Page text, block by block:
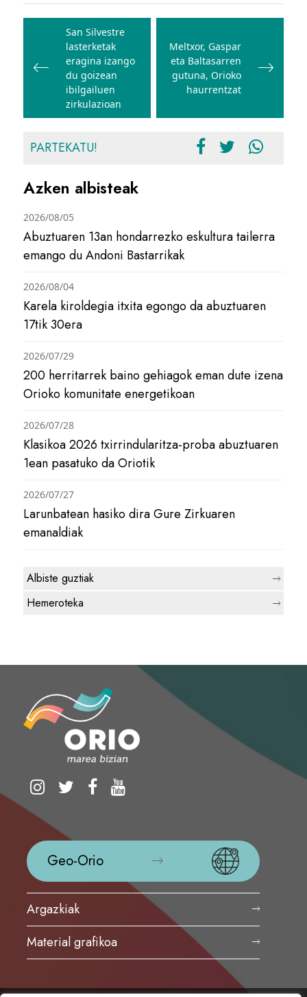
Bidalketetan
zehar
nabigatu
San Silvestre
lasterketak
eragina izango
du goizean
ibilgailuen
zirkulazioan
Meltxor, Gaspar
eta Baltasarren
gutuna, Orioko
haurrentzat
PARTEKATU!
Azken albisteak
Abuztuaren 13an hondarrezko eskultura tailerra
emango du Andoni Bastarrikak
2026/08/05
Karela kiroldegia itxita egongo da abuztuaren
17tik 30era
2026/08/04
200 herritarrek baino gehiagok eman dute izena
Orioko komunitate energetikoan
2026/07/29
Klasikoa 2026 txirrindularitza-proba abuztuaren
1ean pasatuko da Oriotik
2026/07/28
Larunbatean hasiko dira Gure Zirkuaren
emanaldiak
2026/07/27
Albiste guztiak
Hemeroteka
Geo-Orio
Argazkiak
Material grafikoa